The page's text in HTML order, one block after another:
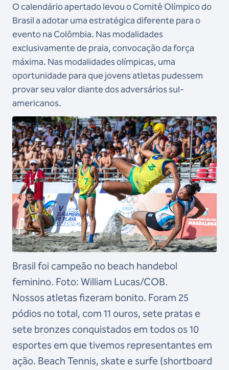
O calendário apertado levou o Comitê Olímpico do
Brasil a adotar uma estratégica diferente para o
evento na Colômbia. Nas modalidades
exclusivamente de praia, convocação da força
máxima. Nas modalidades olímpicas, uma
oportunidade para que jovens atletas pudessem
provar seu valor diante dos adversários sul-
americanos.
Brasil foi campeão no beach handebol
feminino. Foto: William Lucas/COB.
Nossos atletas fizeram bonito. Foram 25
pódios no total, com 11 ouros, sete pratas e
sete bronzes conquistados em todos os 10
esportes em que tivemos representantes em
ação. Beach Tennis, skate e surfe (shortboard